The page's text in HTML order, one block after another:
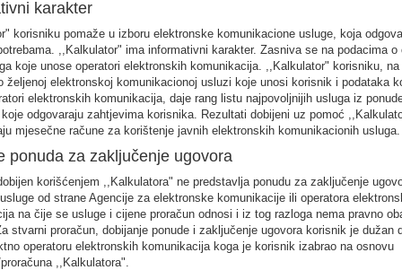
sva
FIKSNA
telefonija
MOBILNA
telefonija
INTERNET
usluge
unos raspodjela saobraćaja je usklađena s ponašanjem karakterističnog
saobraćaja prema konkretnim destinacijama, koristite detaljan unos
Procjena
karakter
korisniku pomaže u izboru elektronske komunikacione usluge, koja
,,Kalkulator" ima informativni karakter. Zasniva se na podacima o
koje unose operatori elektronskih komunikacija. ,,Kalkulator" korisniku,
željenoj elektronskoj komunikacionoj usluzi koje unosi korisnik i podataka
elektronskih komunikacija, daje rang listu najpovoljnijih usluga iz
odgovaraju zahtjevima korisnika. Rezultati dobijeni uz pomoć
mjesečne račune za korištenje javnih elektronskih komunikacionih usluga.
ponuda za zaključenje ugovora
korišćenjem ,,Kalkulatora" ne predstavlja ponudu za zaključenje
od strane Agencije za elektronske komunikacije ili operatora
na čije se usluge i cijene proračun odnosi i iz tog razloga nema pravno
stvarni proračun, dobijanje ponude i zaključenje ugovora korisnik je dužan
operatoru elektronskih komunikacija koga je korisnik izabrao na osnovu
,,Kalkulatora".